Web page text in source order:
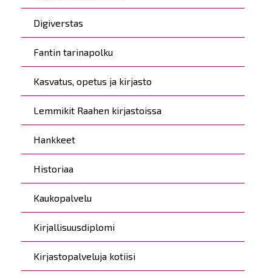
Digiverstas
Fantin tarinapolku
Kasvatus, opetus ja kirjasto
Lemmikit Raahen kirjastoissa
Hankkeet
Historiaa
Kaukopalvelu
Kirjallisuusdiplomi
Kirjastopalveluja kotiisi